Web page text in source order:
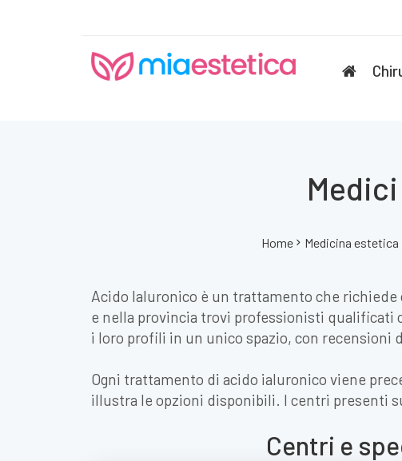
Home Medicina estetica
Acido Ialuronico è un trattamento che
e nella provincia trovi professionisti qualificati
i loro profili in un unico spazio, con
Ogni trattamento di acido ialuronico viene
illustra le opzioni disponibili. I centri presenti
Centri e